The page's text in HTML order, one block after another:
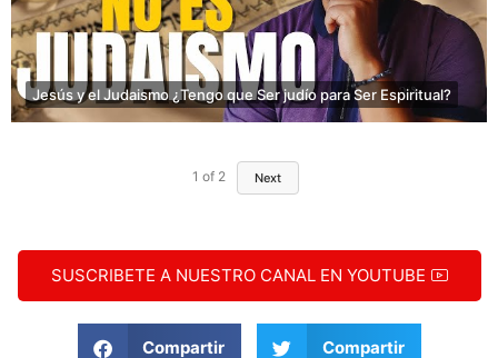
Jesús y el Judaismo ¿Tengo que Ser judío para Ser Espiritual?
1 of 2 Next
SUSCRIBETE A NUESTRO CANAL EN YOUTUBE
Compartir Compartir